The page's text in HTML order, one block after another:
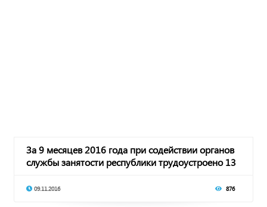
За 9 месяцев 2016 года при содействии органов
службы занятости республики трудоустроено 13
09.11.2016 876